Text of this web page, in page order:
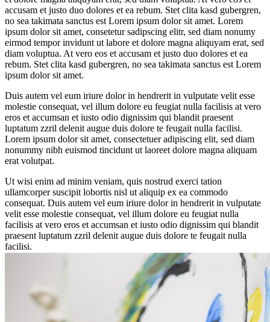
accusam et justo duo dolores et ea rebum. Stet clita kasd gubergren,
no sea takimata sanctus est Lorem ipsum dolor sit amet. Lorem
ipsum dolor sit amet, consetetur sadipscing elitr, sed diam nonumy
eirmod tempor invidunt ut labore et dolore magna aliquyam erat, sed
diam voluptua. At vero eos et accusam et justo duo dolores et ea
rebum. Stet clita kasd gubergren, no sea takimata sanctus est Lorem
ipsum dolor sit amet.
Duis autem vel eum iriure dolor in hendrerit in vulputate velit esse
molestie consequat, vel illum dolore eu feugiat nulla facilisis at vero
eros et accumsan et iusto odio dignissim qui blandit praesent
luptatum zzril delenit augue duis dolore te feugait nulla facilisi.
Lorem ipsum dolor sit amet, consectetuer adipiscing elit, sed diam
nonummy nibh euismod tincidunt ut laoreet dolore magna aliquam
erat volutpat.
Ut wisi enim ad minim veniam, quis nostrud exerci tation
ullamcorper suscipit lobortis nisl ut aliquip ex ea commodo
consequat. Duis autem vel eum iriure dolor in hendrerit in vulputate
velit esse molestie consequat, vel illum dolore eu feugiat nulla
facilisis at vero eros et accumsan et iusto odio dignissim qui blandit
praesent luptatum zzril delenit augue duis dolore te feugait nulla
facilisi.